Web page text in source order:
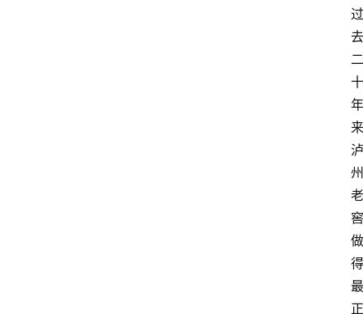
过
去
二
十
年
来
泸
州
老
窖
做
得
最
正